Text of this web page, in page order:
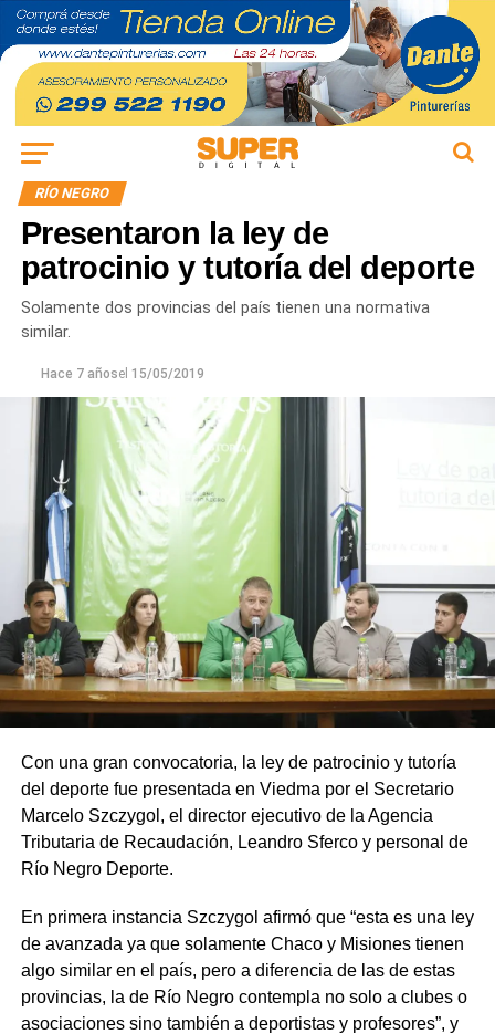
RÍO NEGRO
Presentaron la ley de
patrocinio y tutoría del deporte
Solamente dos provincias del país tienen una normativa
similar.
Hace 7 añosel 15/05/2019
Con una gran convocatoria, la ley de patrocinio y tutoría
del deporte fue presentada en Viedma por el Secretario
Marcelo Szczygol, el director ejecutivo de la Agencia
Tributaria de Recaudación, Leandro Sferco y personal de
Río Negro Deporte.
En primera instancia Szczygol afirmó que “esta es una ley
de avanzada ya que solamente Chaco y Misiones tienen
algo similar en el país, pero a diferencia de las de estas
provincias, la de Río Negro contempla no solo a clubes o
asociaciones sino también a deportistas y profesores”, y